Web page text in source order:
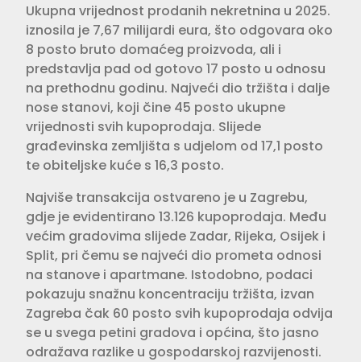
Ukupna vrijednost prodanih nekretnina u 2025.
iznosila je 7,67 milijardi eura, što odgovara oko
8 posto bruto domaćeg proizvoda, ali i
predstavlja pad od gotovo 17 posto u odnosu
na prethodnu godinu. Najveći dio tržišta i dalje
nose stanovi, koji čine 45 posto ukupne
vrijednosti svih kupoprodaja. Slijede
građevinska zemljišta s udjelom od 17,1 posto
te obiteljske kuće s 16,3 posto.
Najviše transakcija ostvareno je u Zagrebu,
gdje je evidentirano 13.126 kupoprodaja. Među
većim gradovima slijede Zadar, Rijeka, Osijek i
Split, pri čemu se najveći dio prometa odnosi
na stanove i apartmane. Istodobno, podaci
pokazuju snažnu koncentraciju tržišta, izvan
Zagreba čak 60 posto svih kupoprodaja odvija
se u svega petini gradova i općina, što jasno
odražava razlike u gospodarskoj razvijenosti.